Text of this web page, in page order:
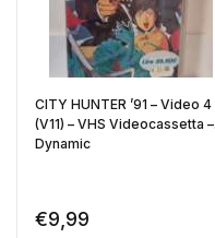
CITY HUNTER ’91 – Video 4
(V11) – VHS Videocassetta –
Dynamic
€9,99